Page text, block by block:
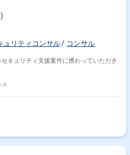
ュリティコンサル コンサル
キュリティ支援案件に携わっていただき
ス